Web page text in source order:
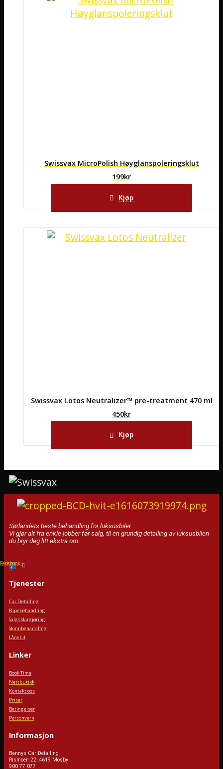
Swissvax MicroPolish Høyglanspoleringsklut
199kr
Kjøp
Swissvax Lotos Neutralizer™ pre-treatment 470 ml
450kr
Kjøp
Sørlandets beste behandling for luksusbiler.
Vi gjør alt fra enkle jobber før salg, til en grundig detailing av luksusbilen
du bryr deg litt ekstra om.
Facebook-
f
Tjenester
Car Detailing
Ripebehandling
Salgsklargjøring
Skinnbehandling
Lånebil
Linker
Book Time
Nettbutikk
Kontakt oss
Priser
Betingelser
Personvern
Informasjon
Bennys Car Detailing
Rismoen 22, 4619 Mosby
900 77 077